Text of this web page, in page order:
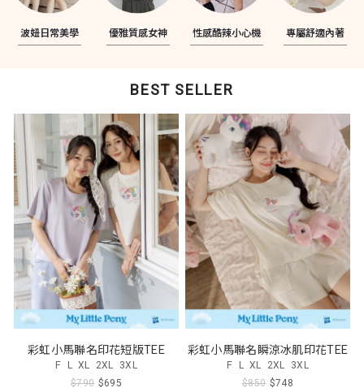
波妞日常美學 優雅質感女神 性感酷辣小心機 專屬舒適內著
BEST SELLER
彩虹小馬聯名印花短版TEE
F L XL 2XL 3XL
$790 $695
彩虹小馬聯名瞬涼冰肌印花TEE
F L XL 2XL 3XL
$850 $748